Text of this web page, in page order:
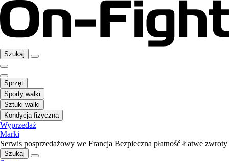
Szukaj
Sprzęt
Sporty walki
Sztuki walki
Kondycja fizyczna
Wyprzedaż
Marki
Serwis posprzedażowy we Francja Bezpieczna płatność Łatwe zwroty
Szukaj